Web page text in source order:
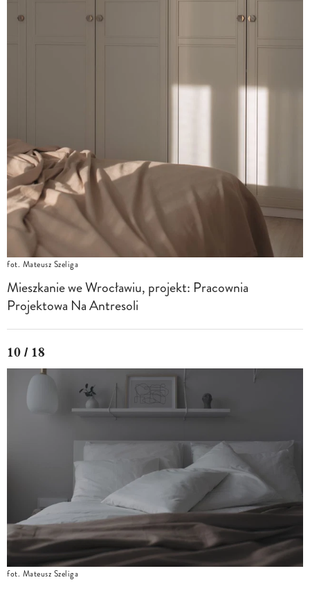
fot. Mateusz Szeliga
Mieszkanie we Wrocławiu, projekt: Pracownia
Projektowa Na Antresoli
10 / 18
fot. Mateusz Szeliga